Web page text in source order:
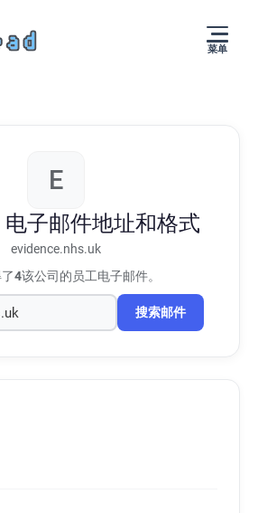
菜单
E
电子邮件地址和格式
evidence.nhs.uk
4该公司的员工电子邮件。
搜索邮件